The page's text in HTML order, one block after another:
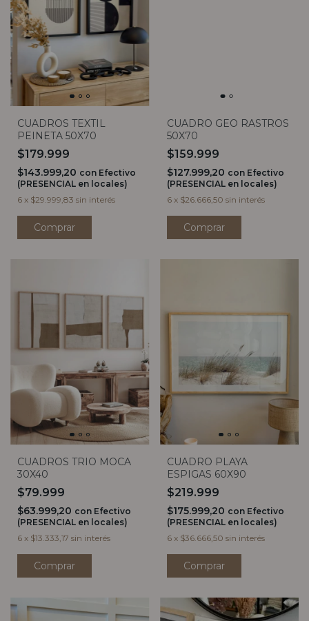
CUADROS TEXTIL
PEINETA 50X70
$179.999
$143.999,20 con Efectivo
(PRESENCIAL en locales)
6 x $29.999,83 sin interés
Comprar
CUADRO GEO RASTROS
50X70
$159.999
$127.999,20 con Efectivo
(PRESENCIAL en locales)
6 x $26.666,50 sin interés
CUADROS TRIO MOCA
30X40
$79.999
$63.999,20 con Efectivo
(PRESENCIAL en locales)
6 x $13.333,17 sin interés
Comprar
CUADRO PLAYA
ESPIGAS 60X90
$219.999
$175.999,20 con Efectivo
(PRESENCIAL en locales)
6 x $36.666,50 sin interés